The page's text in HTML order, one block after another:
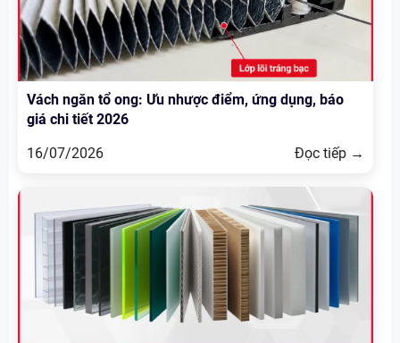
Vách ngăn tổ ong: Ưu nhược điểm, ứng dụng, báo
giá chi tiết 2026
16/07/2026
Đọc tiếp →